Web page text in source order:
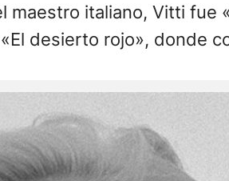
maestro italiano, Vitti fue
desierto rojo», donde